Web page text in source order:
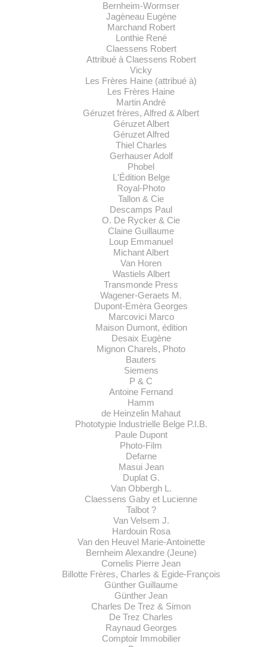
Bernheim-Wormser
Jagèneau Eugène
Marchand Robert
Lonthie René
Claessens Robert
Attribué à Claessens Robert
Vicky
Les Frères Haine (attribué à)
Les Frères Haine
Martin André
Géruzet frères, Alfred & Albert
Géruzet Albert
Géruzet Alfred
Thiel Charles
Gerhauser Adolf
Phobel
L'Édition Belge
Royal-Photo
Tallon & Cie
Descamps Paul
O. De Rycker & Cie
Claine Guillaume
Loup Emmanuel
Michant Albert
Van Horen
Wastiels Albert
Transmonde Press
Wagener-Geraets M.
Dupont-Emèra Georges
Marcovici Marco
Maison Dumont, édition
Desaix Eugène
Mignon Charels, Photo
Bauters
Siemens
P & C
Antoine Fernand
Hamm
de Heinzelin Mahaut
Phototypie Industrielle Belge P.I.B.
Paule Dupont
Photo-Film
Defarne
Masui Jean
Duplat G.
Van Obbergh L.
Claessens Gaby et Lucienne
Talbot ?
Van Velsem J.
Hardouin Rosa
Van den Heuvel Marie-Antoinette
Bernheim Alexandre (Jeune)
Cornelis Pierre Jean
Billotte Frères, Charles & Egide-François
Günther Guillaume
Günther Jean
Charles De Trez & Simon
De Trez Charles
Raynaud Georges
Comptoir Immobilier